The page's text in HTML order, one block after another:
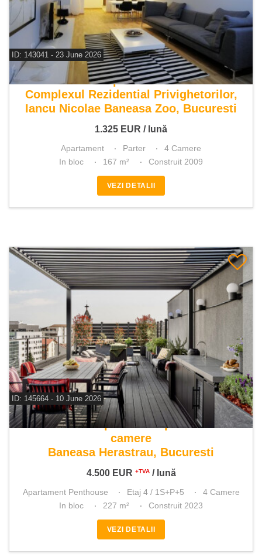
ID: 143041 - 23 June 2026
De inchiriat apartament 4 camere
Complexul Rezidential Privighetorilor,
Iancu Nicolae Baneasa Zoo, Bucuresti
1.325 EUR / lună
Apartament Parter
4 Camere
In bloc
167 m² Construit 2009
VEZI DETALII
ID: 145664 - 10 June 2026
De inchiriat apartament penthouse 4
camere
Baneasa Herastrau, Bucuresti
4.500 EUR +TVA/ lună
Apartament Penthouse Etaj 4 / 1S+P+5
4 Camere
In bloc
227 m² Construit 2023
VEZI DETALII